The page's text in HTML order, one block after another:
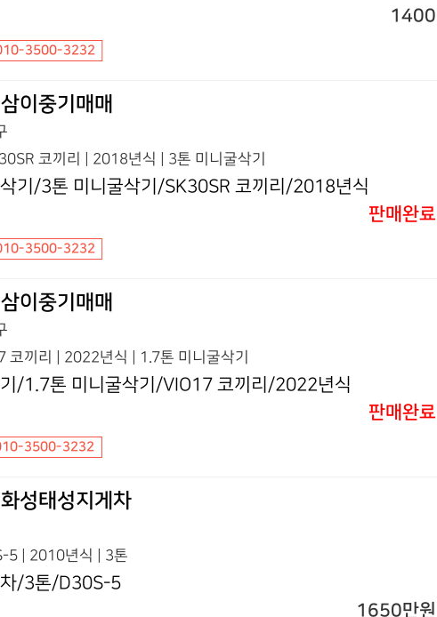
1400
3500-3232
이중기매매
코끼리 | 2018년식 | 3톤 미니굴삭기
기/3톤 미니굴삭기/SK30SR 코끼리/2018년식
판매완료
3500-3232
이중기매매
코끼리 | 2022년식 | 1.7톤 미니굴삭기
/1.7톤 미니굴삭기/VIO17 코끼리/2022년식
판매완료
3500-3232
성태성지게차
5 | 2010년식 | 3톤
/3톤/D30S-5
1650만원